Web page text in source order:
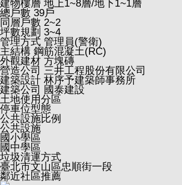
建物樓層 地上1~8層/地下1~1層
總戶數 39戶
同層戶數 2~2
坪數規劃 3~4
管理方式 管理員(警衛)
主結構 鋼筋混凝土(RC)
外觀建材 方塊磚
營造公司 三井工程股份有限公司
建築設計 林序予建築師事務所
建築公司
國泰建設
土地使用分區
停車位型態
公共設施比例
公共設施
國小學區
國中學區
垃圾清運方式
臺北市文山區忠順街一段
鄰近社區推薦